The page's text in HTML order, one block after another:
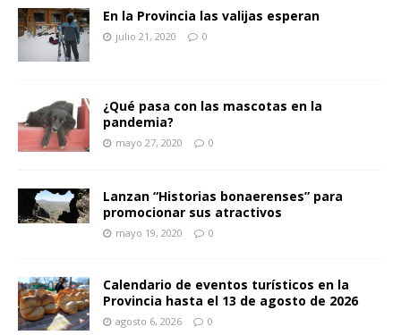
En la Provincia las valijas esperan
julio 21, 2020 0
¿Qué pasa con las mascotas en la
pandemia?
mayo 27, 2020 0
Lanzan “Historias bonaerenses” para
promocionar sus atractivos
mayo 19, 2020 0
Calendario de eventos turísticos en la
Provincia hasta el 13 de agosto de 2026
agosto 6, 2026 0